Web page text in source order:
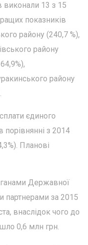
13 з 15
показників
району (240,7 %),
району
району
єдиного
порівнянні з 2014
Планові
Державної
партнерами за 2015
внаслідок чого до
0,6 млн грн.